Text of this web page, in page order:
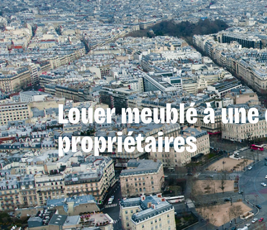
Louer meublé à
propriétaires